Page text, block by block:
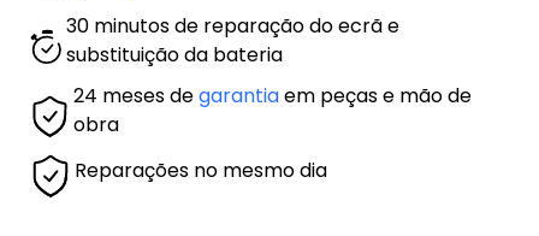
30 minutos de reparação do ecrã e
substituição da bateria
24 meses degarantiaem peças e mão de
obra
Reparações no mesmo dia